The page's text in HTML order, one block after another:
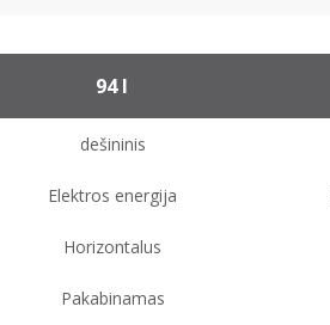
94 l
dešininis
Elektros energija
Horizontalus
Pakabinamas